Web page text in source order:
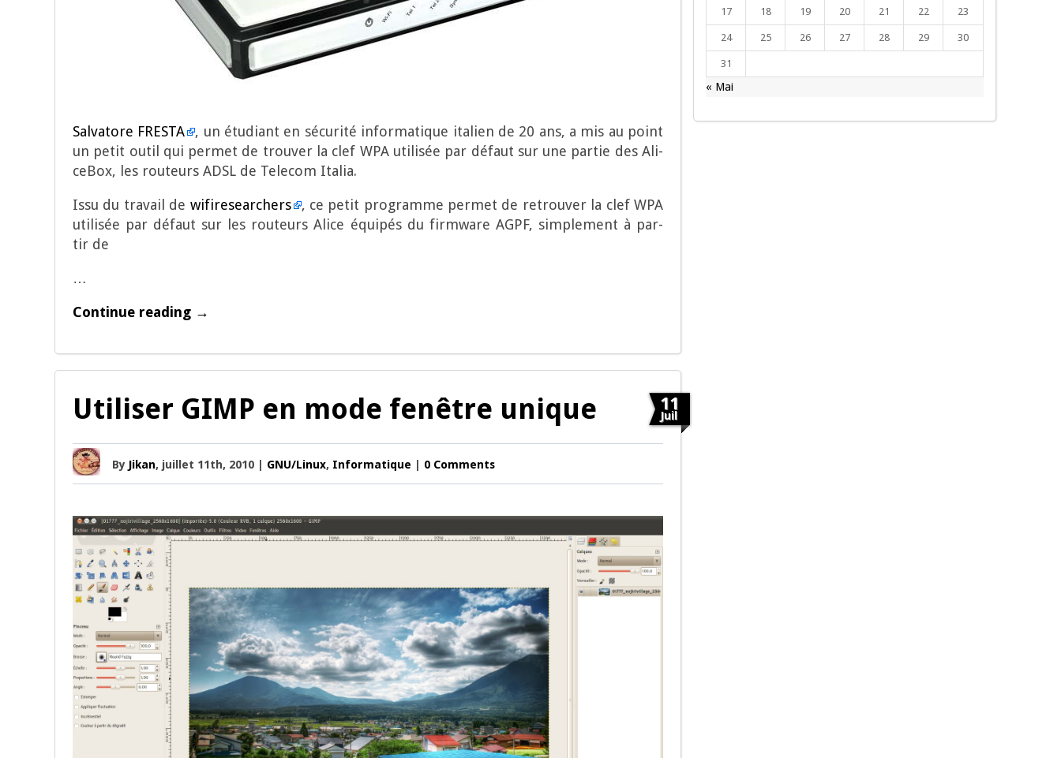
Sal­va­tore FRESTA
, un étu­diant en sécu­ri­té infor­ma­tique ita­lien de 20 ans, a mis au point
un petit outil qui per­met de trou­ver la clef WPA uti­li­sée par défaut sur une par­tie des Ali­
ce­Box, les rou­teurs ADSL de Tele­com Italia.
Issu du tra­vail de wifi­re­sear­chers
, ce petit pro­gramme per­met de retrou­ver la clef WPA
uti­li­sée par défaut sur les rou­teurs Alice équi­pés du firm­ware AGPF, sim­ple­ment à par­
tir de
…
Continue reading →
Utiliser GIMP en mode fenêtre unique
By Jikan, juillet 11th, 2010 | GNU/Linux, Informatique 0 Comments
11
Juil
17 18 19 20 21 22 23
24 25 26 27 28 29 30
31
« Mai